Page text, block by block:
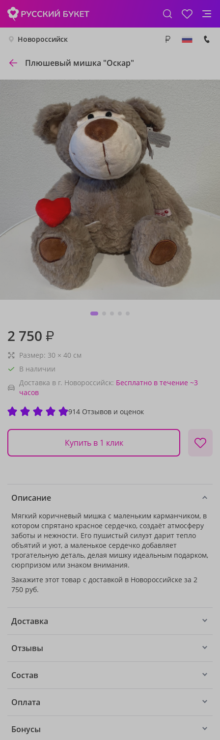
Новороссийск
Плюшевый мишка "Оскар"
2 750 ₽
Размер: 30 × 40 см
В наличии
Доставка в г. Новороссийск: Бесплатно в течение ~3
часов
914 Отзывов и оценок
Купить в 1 клик
Описание
Мягкий коричневый мишка с маленьким карманчиком, в
котором спрятано красное сердечко, создаёт атмосферу
заботы и нежности. Его пушистый силуэт дарит тепло
объятий и уют, а маленькое сердечко добавляет
трогательную деталь, делая мишку идеальным подарком,
сюрпризом или знаком внимания.
Закажите этот товар с доставкой в Новороссийске за 2
750 руб.
Доставка
Отзывы
Состав
Оплата
Бонусы